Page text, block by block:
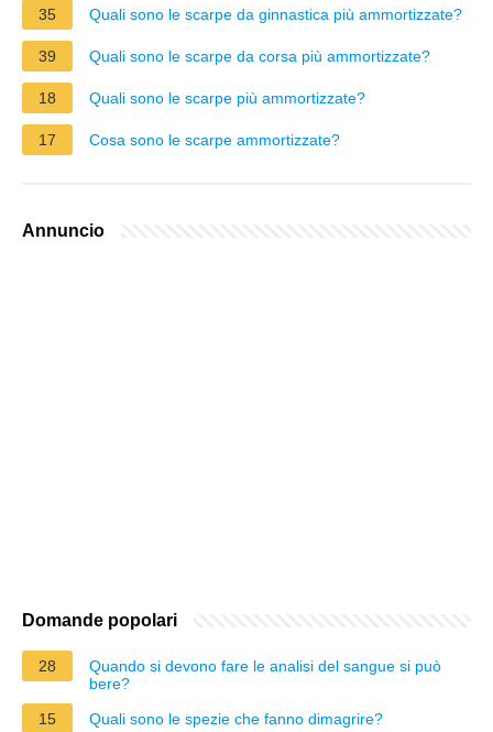
35 Quali sono le scarpe da ginnastica più ammortizzate?
39 Quali sono le scarpe da corsa più ammortizzate?
18 Quali sono le scarpe più ammortizzate?
17 Cosa sono le scarpe ammortizzate?
Annuncio
Domande popolari
28
Quando si devono fare le analisi del sangue si può
bere?
15
Quali sono le spezie che fanno dimagrire?